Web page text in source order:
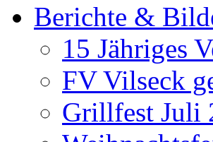
Berichte &
15 Jähriges
FV Vilseck
Grillfest Juli